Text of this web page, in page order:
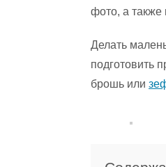
фото, а также
Делать
подготовить
брошь или